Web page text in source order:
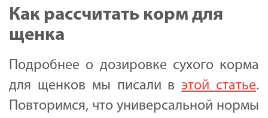
Как рассчитать корм для
щенка
Подробнее о дозировке сухого корма
для щенков мы писали вэтой статье.
Повторимся, что универсальной нормы